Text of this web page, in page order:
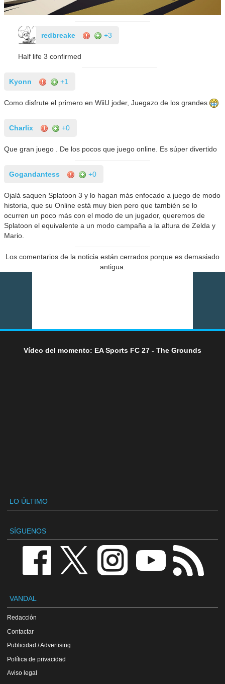
redbreake +3
Half life 3 confirmed
Kyonn +1
Como disfrute el primero en WiiU joder, Juegazo de los grandes
Charlix +0
Que gran juego . De los pocos que juego online. Es súper divertido
Gogandantess +0
Ojalá saquen Splatoon 3 y lo hagan más enfocado a juego de modo
historia, que su Online está muy bien pero que también se lo
ocurren un poco más con el modo de un jugador, queremos de
Splatoon el equivalente a un modo campaña a la altura de Zelda y
Mario.
Los comentarios de la noticia están cerrados porque es demasiado
antigua.
Vídeo del momento: EA Sports FC 27 - The Grounds
LO ÚLTIMO
SÍGUENOS
VANDAL
Redacción
Contactar
Publicidad / Advertising
Política de privacidad
Aviso legal